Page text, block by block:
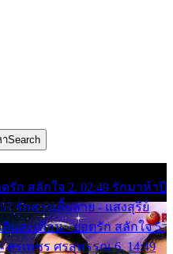
Search
รัก สลักใจ 2. 02:49 รักมาห้าปี
รักสาวเสื้อลาย - แสงสุรีย์
นสะเทือน - ยอดรัก สลักใจ 5.
ศรเพชร ศรสุพรรณ 6. 14:49